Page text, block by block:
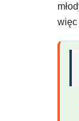
więc